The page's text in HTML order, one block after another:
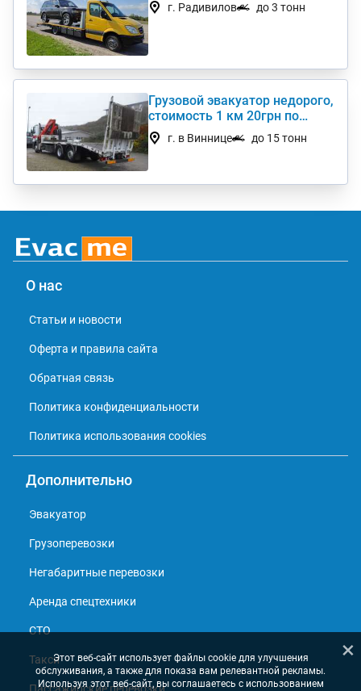
г. Радивилов до 3 тонн
Грузовой эвакуатор недорого,
стоимость 1 км 20грн по
Украине
г. в Виннице до 15 тонн
О нас
Статьи и новости
Оферта и правила сайта
Обратная связь
Политика конфиденциальности
Политика использования cookies
Дополнительно
Эвакуатор
Грузоперевозки
Негабаритные перевозки
Аренда спецтехники
СТО
Такси ×
Этот веб-сайт использует файлы cookie для улучшения
обслуживания, а также для показа вам релевантной рекламы.
Используя этот веб-сайт, вы соглашаетесь с использованием